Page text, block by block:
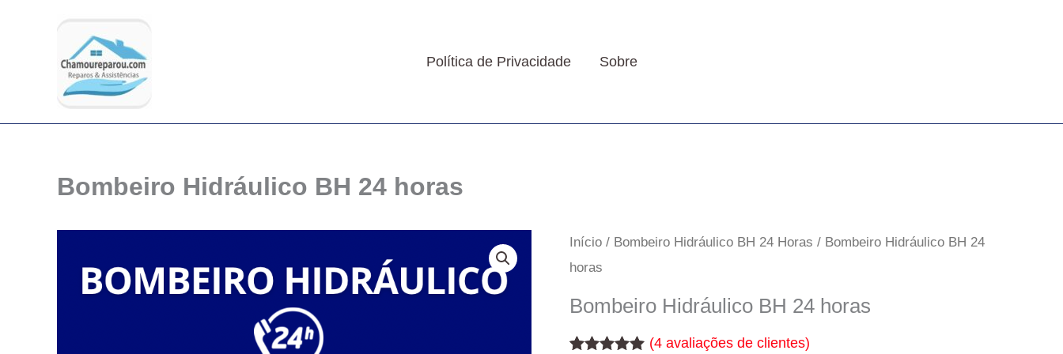
Política de Privacidade Sobre
Bombeiro Hidráulico BH 24 horas
Início / Bombeiro Hidráulico BH 24 Horas / Bombeiro Hidráulico BH 24
horas
Bombeiro Hidráulico BH 24 horas
(4 avaliações de clientes)